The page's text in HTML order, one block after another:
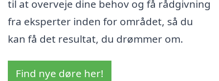
til at overveje dine behov og få rådgivning
fra eksperter inden for området, så du
kan få det resultat, du drømmer om.
Find nye døre her!